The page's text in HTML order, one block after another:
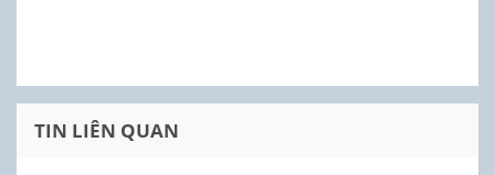
TIN LIÊN QUAN